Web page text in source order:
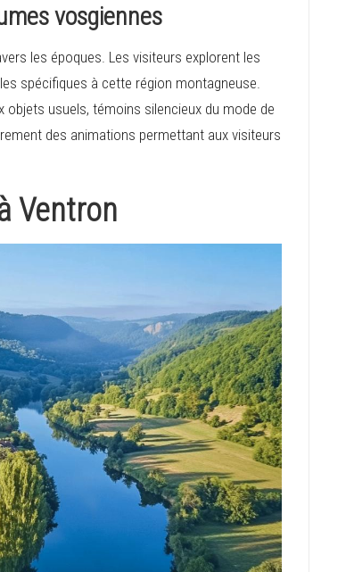
vosgiennes
les époques. Les visiteurs explorent les
spécifiques à cette région montagneuse.
usuels, témoins silencieux du mode de
des animations permettant aux visiteurs
Ventron